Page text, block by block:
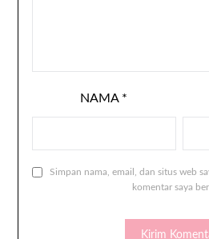
NAMA *
Simpan nama, email, dan situs web
komentar saya